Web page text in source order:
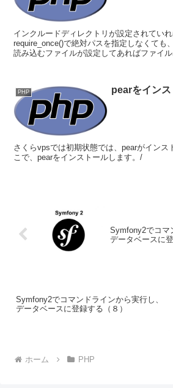
インクルードディレクトリが設定されてい
require_once()で絶対パスを指定しなくても
読み込むファイルが設定してあればファイ
PHP pearをイン
さくらvpsでは初期状態では、pearがインス
こで、pearをインストールします。/
Symfony2でコマ
データベースに
Symfony2でコマンドラインから実行し、
データベースに登録する（８）
ホーム PHP